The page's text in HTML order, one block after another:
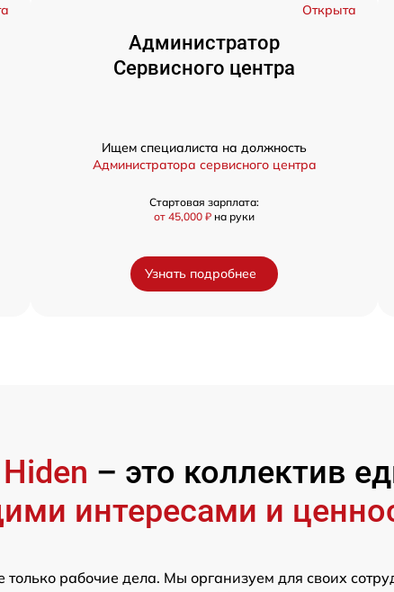
Открыта
Администратор
Сервисного центра
Ищем специалиста на должность
Администратора сервисного центра
Стартовая зарплата:
от 45,000 ₽ на руки
Узнать подробнее
Hiden – это коллектив
интересами и
только рабочие дела. Мы организуем для своих